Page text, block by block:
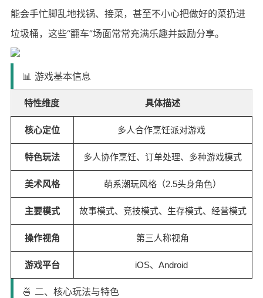
能会手忙脚乱地找锅、接菜，甚至不小心把做好的菜扔进
垃圾桶，这些“翻车”场面常常充满乐趣并鼓励分享。
📊 游戏基本信息
特性维度 具体描述
核心定位 多人合作烹饪派对游戏
特色玩法 多人协作烹饪、订单处理、多种游戏模式
美术风格 萌系潮玩风格（2.5头身角色）
主要模式 故事模式、竞技模式、生存模式、经营模式
操作视角 第三人称视角
游戏平台 iOS、Android
🍜 二、核心玩法与特色